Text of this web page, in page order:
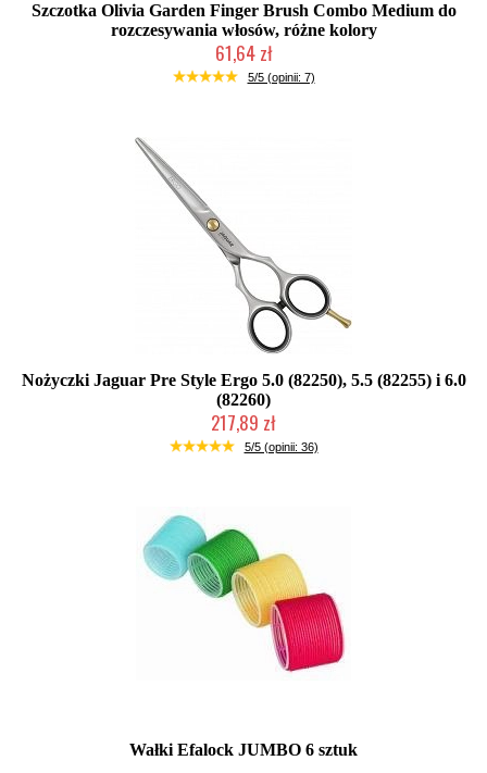
Szczotka Olivia Garden Finger Brush Combo Medium do
rozczesywania włosów, różne kolory
61,64 zł
Duża ilość (wysyłka w 24h)
5/5 (opinii: 7)
Nożyczki Jaguar Pre Style Ergo 5.0 (82250), 5.5 (82255) i 6.0
(82260)
217,89 zł
Duża ilość (wysyłka w 24h)
5/5 (opinii: 36)
Wałki Efalock JUMBO 6 sztuk